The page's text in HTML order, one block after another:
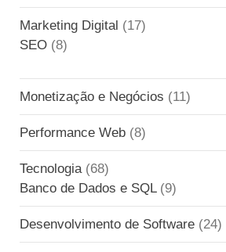
Marketing Digital (17)
SEO (8)
Monetização e Negócios (11)
Performance Web (8)
Tecnologia(68)
Banco de Dados e SQL(9)
Desenvolvimento de Software (24)